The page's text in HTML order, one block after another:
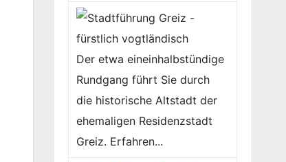
Der etwa eineinhalbstündige
Rundgang führt Sie durch
die historische Altstadt der
ehemaligen Residenzstadt
Greiz. Erfahren...